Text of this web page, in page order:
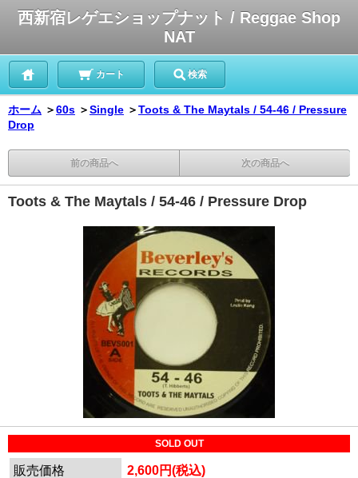
西新宿レゲエショップナット / Reggae Shop
NAT
カート 検索
ホーム ＞60s ＞Single ＞Toots & The Maytals / 54-46 / Pressure
Drop
前の商品へ 次の商品へ
Toots & The Maytals / 54-46 / Pressure Drop
SOLD OUT
販売価格 2,600円(税込)